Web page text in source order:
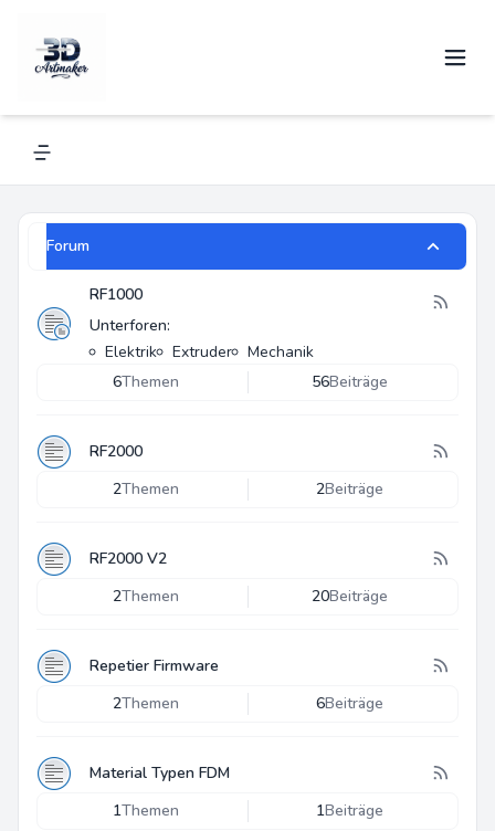
Navigation menu
Forum
RF1000
Unterforen:
Elektrik
Extruder
Mechanik
6Themen 56Beiträge
RF2000
2Themen 2Beiträge
RF2000 V2
2Themen 20Beiträge
Repetier Firmware
2Themen 6Beiträge
Material Typen FDM
1Themen 1Beiträge